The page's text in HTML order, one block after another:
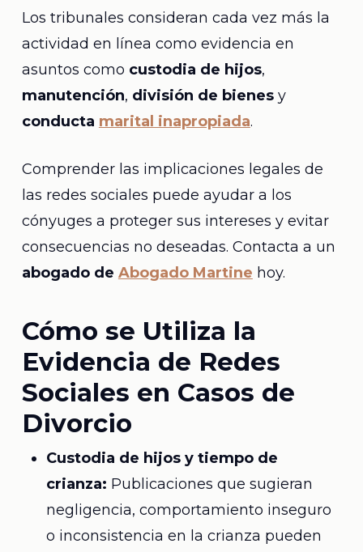
Los tribunales consideran cada vez más la
actividad en línea como evidencia en
asuntos como custodia de hijos,
manutención, división de bienesy
conducta marital inapropiada.
Comprender las implicaciones legales de
las redes sociales puede ayudar a los
cónyuges a proteger sus intereses y evitar
consecuencias no deseadas. Contacta a un
abogado de Abogado Martine hoy.
Cómo se Utiliza la
Evidencia de Redes
Sociales en Casos de
Divorcio
Custodia de hijos y tiempo de
crianza: Publicaciones que sugieran
negligencia, comportamiento inseguro
o inconsistencia en la crianza pueden